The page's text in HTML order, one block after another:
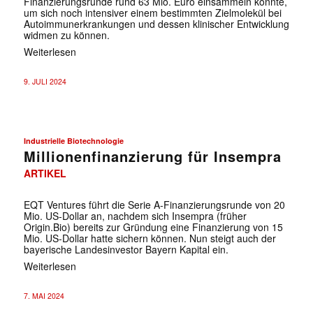
um sich noch intensiver einem bestimmten Zielmolekül bei
Autoimmunerkrankungen und dessen klinischer Entwicklung
widmen zu können.
Weiterlesen
9. JULI 2024
Industrielle Biotechnologie
Millionenfinanzierung für Insempra
ARTIKEL
EQT Ventures führt die Serie A-Finanzierungsrunde von 20
Mio. US-Dollar an, nachdem sich Insempra (früher
Origin.Bio) bereits zur Gründung eine Finanzierung von 15
Mio. US-Dollar hatte sichern können. Nun steigt auch der
bayerische Landesinvestor Bayern Kapital ein.
Weiterlesen
7. MAI 2024